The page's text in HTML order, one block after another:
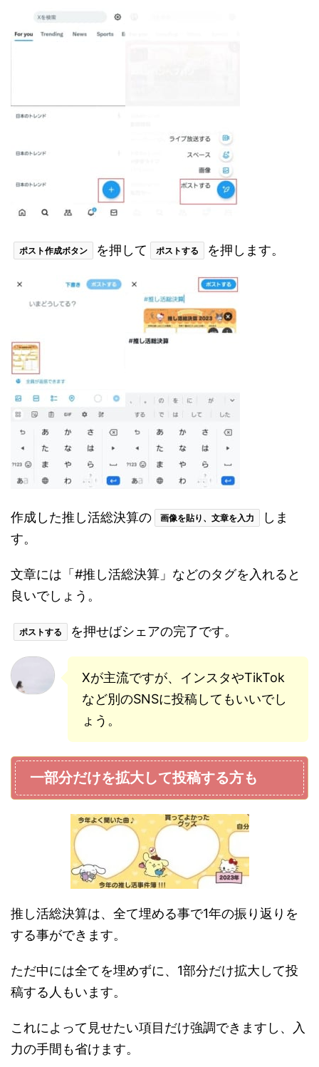
ポスト作成ボタン を押して ポストする を押します。
作成した推し活総決算の 画像を貼り、文章を入力
しま
す。
文章には「#推し活総決算」などのタグを入れると
良いでしょう。
ポストする を押せばシェアの完了です。
Xが主流ですが、インスタやTikTok
など別のSNSに投稿してもいいでし
ょう。
一部分だけを拡大して投稿する方も
推し活総決算は、全て埋める事で1年の振り返りを
する事ができます。
ただ中には全てを埋めずに、1部分だけ拡大して投
稿する人もいます。
これによって見せたい項目だけ強調できますし、入
力の手間も省けます。